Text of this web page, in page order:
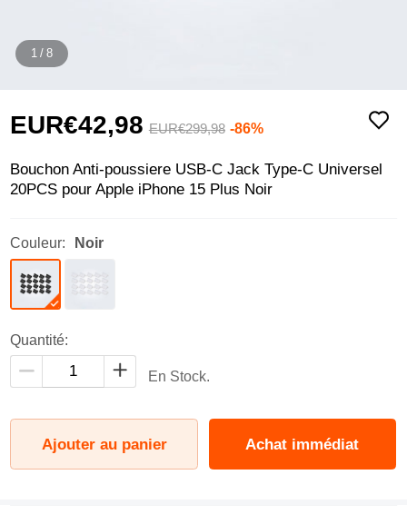
1 / 8
EUR€42,98 EUR€299,98 -86%
Bouchon Anti-poussiere USB-C Jack Type-C Universel
20PCS pour Apple iPhone 15 Plus Noir
Couleur: Noir
Quantité:
En Stock.
Ajouter au panier Achat immédiat